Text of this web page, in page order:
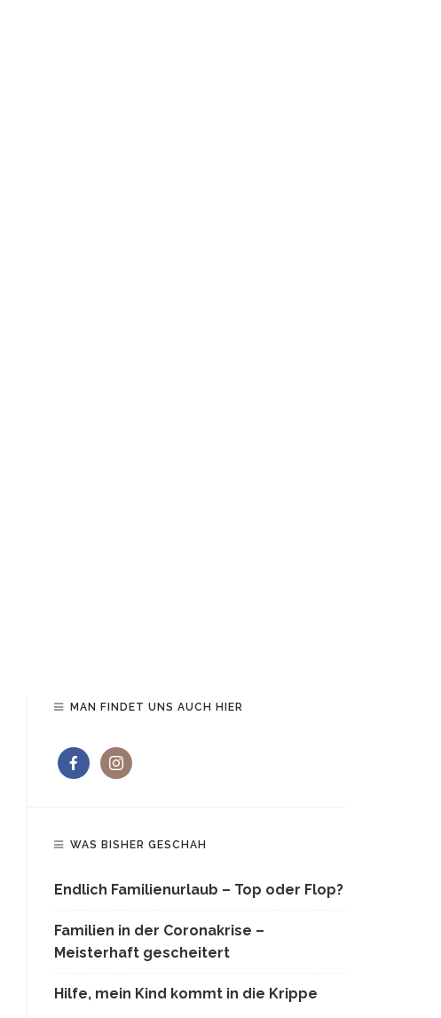
MAN FINDET UNS AUCH HIER
WAS BISHER GESCHAH
Endlich Familienurlaub – Top oder Flop?
Familien in der Coronakrise –
Meisterhaft gescheitert
Hilfe, mein Kind kommt in die Krippe